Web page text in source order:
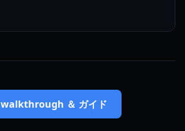
walkthrough ＆ ガイド